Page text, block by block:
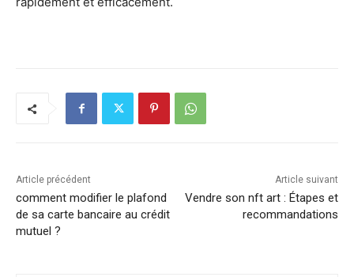
Article précédent
comment modifier le plafond
de sa carte bancaire au crédit
mutuel ?
Article suivant
Vendre son nft art : Étapes et
recommandations